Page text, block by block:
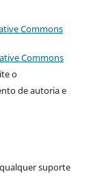
Commons
Commons
o
de autoria e
suporte